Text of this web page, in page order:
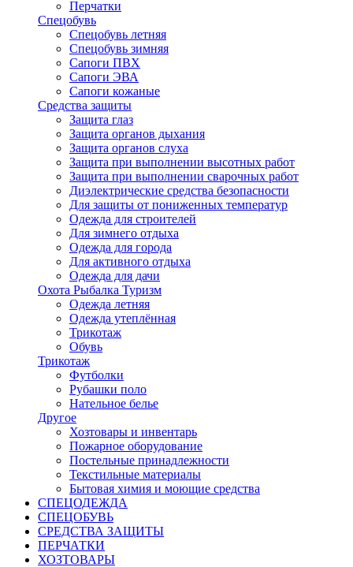
Перчатки
Спецобувь
Спецобувь летняя
Спецобувь зимняя
Сапоги ПВХ
Сапоги ЭВА
Сапоги кожаные
Средства защиты
Защита глаз
Защита органов дыхания
Защита органов слуха
Защита при выполнении высотных работ
Защита при выполнении сварочных работ
Диэлектрические средства безопасности
Для защиты от пониженных температур
Одежда для строителей
Для зимнего отдыха
Одежда для города
Для активного отдыха
Одежда для дачи
Охота Рыбалка Туризм
Одежда летняя
Одежда утеплённая
Трикотаж
Обувь
Трикотаж
Футболки
Рубашки поло
Нательное белье
Другое
Хозтовары и инвентарь
Пожарное оборудование
Постельные принадлежности
Текстильные материалы
Бытовая химия и моющие средства
СПЕЦОДЕЖДА
СПЕЦОБУВЬ
СРЕДСТВА ЗАЩИТЫ
ПЕРЧАТКИ
ХОЗТОВАРЫ